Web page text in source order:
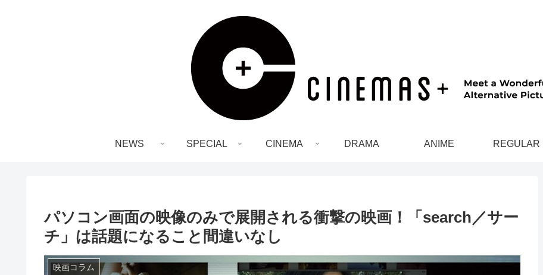
NEWS SPECIAL CINEMA DRAMA ANIME REGULAR
パソコン画面の映像のみで展開される衝撃の映画！「search／サー
チ」は話題になること間違いなし
映画コラム